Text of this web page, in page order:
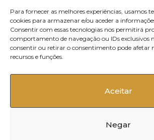
Para fornecer as melhores experiências, usamos
cookies para armazenar e/ou aceder a
Consentir com essas tecnologias nos permitirá
comportamento de navegação ou IDs exclusivos
consentir ou retirar o consentimento pode afetar
recursos e funções.
Aceitar
Negar
R. Doutor Silva Pinto,
no 500, Santiago do Riba UL 3720-502
Oliveira de Azeméis